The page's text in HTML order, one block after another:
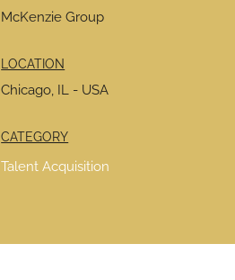
McKenzie Group
LOCATION
Chicago, IL - USA
CATEGORY
Talent Acquisition